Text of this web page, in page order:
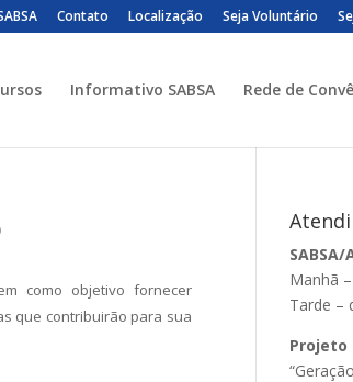
Contato Localização Seja Voluntário
Informativo SABSA Rede de
como objetivo fornecer
que contribuirão para sua
Manhã
Tarde –
Projeto